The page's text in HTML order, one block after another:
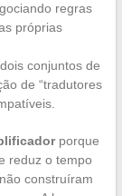
regras
próprias
conjuntos de
de “tradutores
porque
reduz o tempo
construíram